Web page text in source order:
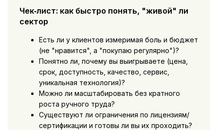
Чек‑лист: как быстро понять, "живой" ли
сектор
Есть ли у клиентов измеримая боль и бюджет
(не "нравится", а "покупаю регулярно")?
Понятно ли, почему вы выигрываете (цена,
срок, доступность, качество, сервис,
уникальная технология)?
Можно ли масштабировать без кратного
роста ручного труда?
Существуют ли ограничения по лицензиям/
сертификации и готовы ли вы их проходить?